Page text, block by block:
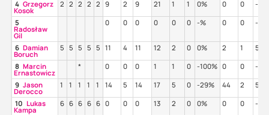
4 Grzegorz
Kosok
2 2 2 2 2 9 2 9 21 1 1 0% 0 0 -%
5
Radosław
Gil
0 0 0 0 0 0 -% 0 0 -%
6 Damian
Boruch
5 5 5 5 5 11 4 11 12 2 0 0% 2 1
8 Marcin
Ernastowicz
* 0 0 0 1 1 0 -100% 0 0 -%
9 Jason
Derocco
1 1 1 1 1 14 5 14 17 5 0 -29% 44 2
10 Lukas
Kampa
6 6 6 6 6 0 0 0 13 2 0 0% 0 0 -%